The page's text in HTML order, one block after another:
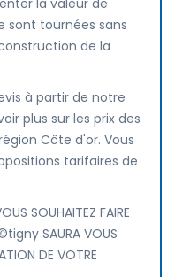
la valeur de
sont tournées sans
de la
à partir de notre
plus sur les prix des
Côte d'or. Vous
tarifaires de
SOUHAITEZ FAIRE
SAURA VOUS
DE VOTRE